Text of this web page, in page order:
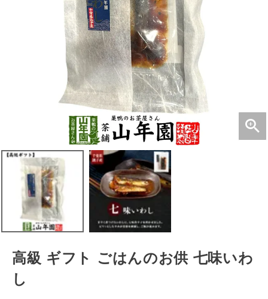
高級 ギフト ごはんのお供 七味いわ
し